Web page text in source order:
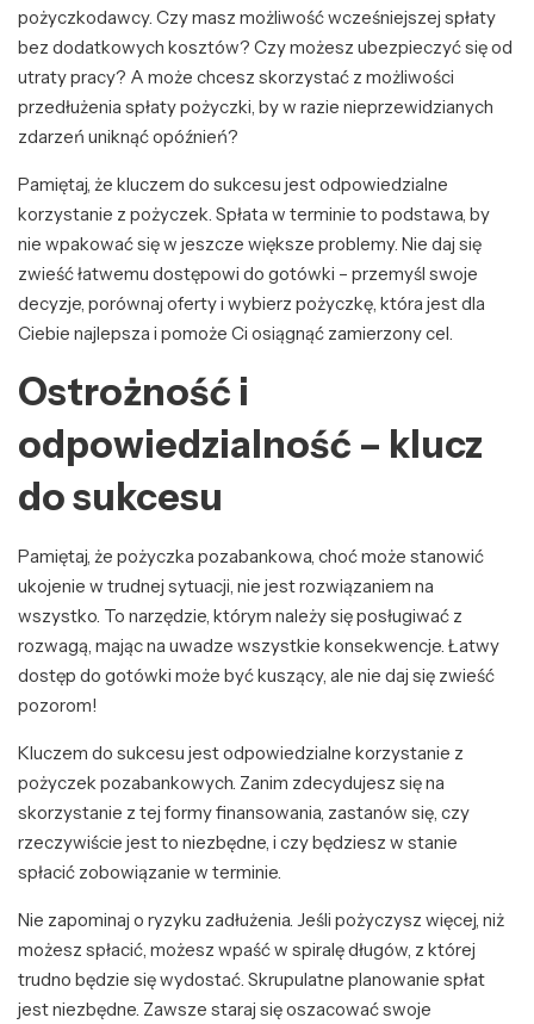
pożyczkodawcy. Czy masz możliwość wcześniejszej spłaty
bez dodatkowych kosztów? Czy możesz ubezpieczyć się od
utraty pracy? A może chcesz skorzystać z możliwości
przedłużenia spłaty pożyczki, by w razie nieprzewidzianych
zdarzeń uniknąć opóźnień?
Pamiętaj, że kluczem do sukcesu jest odpowiedzialne
korzystanie z pożyczek. Spłata w terminie to podstawa, by
nie wpakować się w jeszcze większe problemy. Nie daj się
zwieść łatwemu dostępowi do gotówki – przemyśl swoje
decyzje, porównaj oferty i wybierz pożyczkę, która jest dla
Ciebie najlepsza i pomoże Ci osiągnąć zamierzony cel.
Ostrożność i
odpowiedzialność – klucz
do sukcesu
Pamiętaj, że pożyczka pozabankowa, choć może stanowić
ukojenie w trudnej sytuacji, nie jest rozwiązaniem na
wszystko. To narzędzie, którym należy się posługiwać z
rozwagą, mając na uwadze wszystkie konsekwencje. Łatwy
dostęp do gotówki może być kuszący, ale nie daj się zwieść
pozorom!
Kluczem do sukcesu jest odpowiedzialne korzystanie z
pożyczek pozabankowych. Zanim zdecydujesz się na
skorzystanie z tej formy finansowania, zastanów się, czy
rzeczywiście jest to niezbędne, i czy będziesz w stanie
spłacić zobowiązanie w terminie.
Nie zapominaj o ryzyku zadłużenia. Jeśli pożyczysz więcej, niż
możesz spłacić, możesz wpaść w spiralę długów, z której
trudno będzie się wydostać. Skrupulatne planowanie spłat
jest niezbędne. Zawsze staraj się oszacować swoje